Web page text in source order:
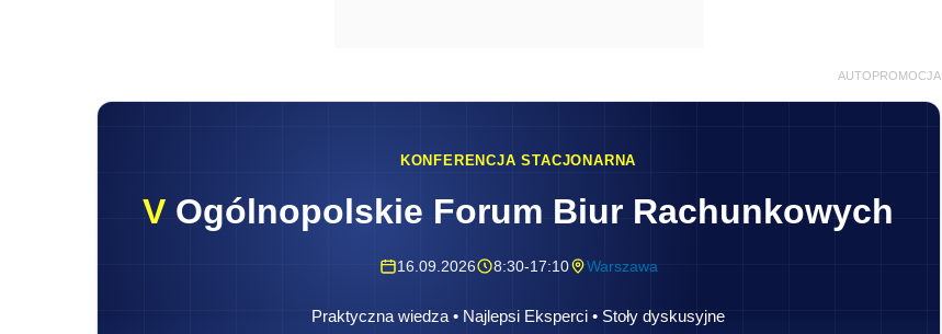
AUTOPROMOCJA
KONFERENCJA STACJONARNA
V Ogólnopolskie Forum Biur Rachunkowych
16.09.2026 8:30-17:10 Warszawa
Praktyczna wiedza • Najlepsi Eksperci • Stoły dyskusyjne